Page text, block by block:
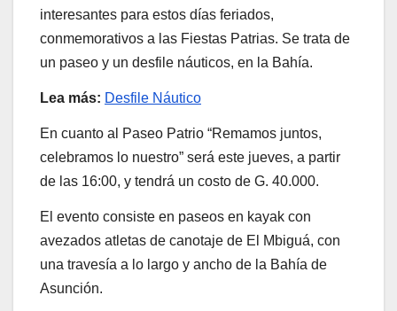
interesantes para estos días feriados,
conmemorativos a las Fiestas Patrias. Se trata de
un paseo y un desfile náuticos, en la Bahía.
Lea más: Desfile Náutico
En cuanto al Paseo Patrio “Remamos juntos,
celebramos lo nuestro” será este jueves, a partir
de las 16:00, y tendrá un costo de G. 40.000.
El evento consiste en paseos en kayak con
avezados atletas de canotaje de El Mbiguá, con
una travesía a lo largo y ancho de la Bahía de
Asunción.